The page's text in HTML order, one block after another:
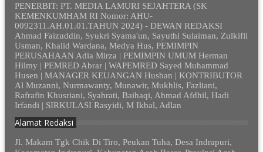
PENERBIT: PT. MEDIA LAMURI SEJAHTERA (SK
KEMENKUMHAM RI Nomor: AHU-
0092311.AH.01.01.TAHUN 2024) - DEWAN REDAKSI
Ahmad Faizuddin, Syukri Syama'un, Sayuthi Sulaiman, Zulkifli
Usman, Khalid Wardana, Medya Hus, PEMIMPIN
PERUSAHAAN Adia Mirza | PEMIMPIN UMUM Herman
Hilmy | PEMRED Abrar | WAPEMRED Sayed Muhammad
Husen | MANAGER KEUANGAN Husban | KONTRIBUTOR
Al Muzanni, Nurmawanty, Munawir, Mukhlis, Fazliani,
Rafrafin Khusriani, Syahrati, Baihaqi, Ahmad Afdhil, Hadi
Irfandi | SIRKULASI Rasyidi, M Ikbal, Adlan
Alamat Redaksi
Jl. Makam Tgk Chik Di Tiro, Peukan Tuha, Desa Indrapuri,